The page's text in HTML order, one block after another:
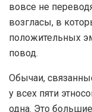
вовсе не
возгласы, в
положительных
повод.
Обычаи,
у всех пяти
одна. Это